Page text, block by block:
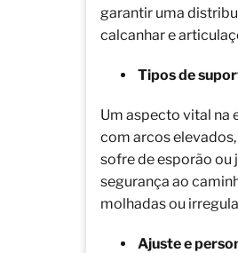
garantir uma
calcanhar e
Tipos de
Um aspecto vital na
com arcos
sofre de esporão
segurança ao
molhadas ou
Ajuste e